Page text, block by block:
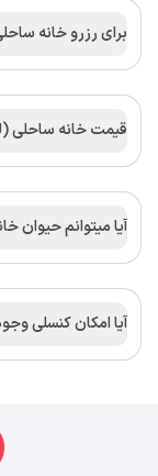
برای رزرو خانه
قیمت خانه ساحلی
آیا میتوانم حیوان
آیا امکان کنسلی